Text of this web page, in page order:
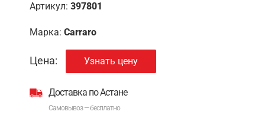
Артикул: 397801
Марка: Carraro
Цена: Узнать цену
Доставка по Астане
Самовывоз — бесплатно